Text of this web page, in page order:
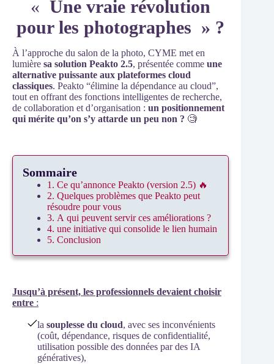
« Une vraie révolution
pour les photographes » ?
À l’approche du salon de la photo, CYME met en
lumière sa solution Peakto 2.5, présentée comme une
alternative puissante aux plateformes cloud
classiques. Peakto “élimine la dépendance au cloud”,
tout en offrant des fonctions intelligentes de recherche,
de collaboration et d’organisation : un positionnement
qui mérite qu’on s’y attarde un peu non ? 🧐
Sommaire
1. Ce qu’annonce Peakto (version 2.5) 🔥
2. Quelques problèmes que Peakto peut
résoudre pour vous
3. A qui peuvent servir ces améliorations ?
4. une initiative qui consolide le lien humain
5. Conclusion
Jusqu’à présent, les professionnels devaient choisir
entre :
la souplesse du cloud, avec ses inconvénients
(coût, dépendance, risques de confidentialité,
utilisation possible des données par des IA
génératives),